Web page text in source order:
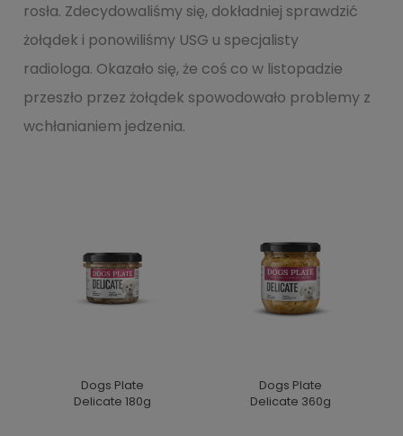
rosła. Zdecydowaliśmy się, dokładniej sprawdzić
żołądek i ponowiliśmy USG u specjalisty
radiologa. Okazało się, że coś co w listopadzie
przeszło przez żołądek spowodowało problemy z
wchłanianiem jedzenia.
Dogs Plate
Delicate 180g
Dogs Plate
Delicate 360g